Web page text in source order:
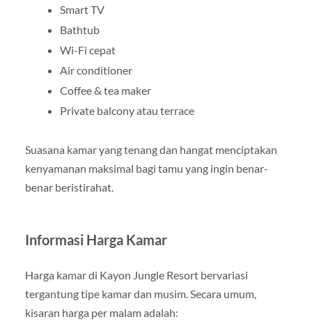
Smart TV
Bathtub
Wi-Fi cepat
Air conditioner
Coffee & tea maker
Private balcony atau terrace
Suasana kamar yang tenang dan hangat menciptakan
kenyamanan maksimal bagi tamu yang ingin benar-
benar beristirahat.
Informasi Harga Kamar
Harga kamar di Kayon Jungle Resort bervariasi
tergantung tipe kamar dan musim. Secara umum,
kisaran harga per malam adalah: